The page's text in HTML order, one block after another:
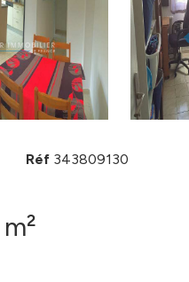
Appartement 4 pièce(s) 3 chambre(s) 65 m²
Réf 343809130